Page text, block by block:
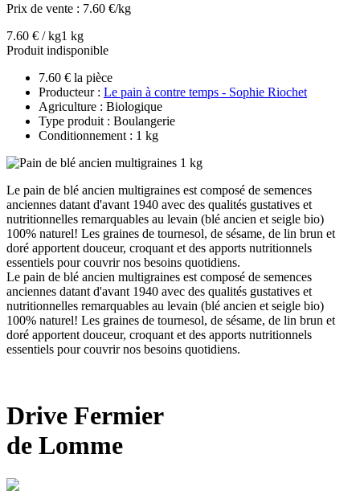
Prix de vente : 7.60 €/kg
7.60 € / kg1 kg
Produit indisponible
7.60 € la pièce
Producteur : Le pain à contre temps - Sophie Riochet
Agriculture : Biologique
Type produit : Boulangerie
Conditionnement : 1 kg
Le pain de blé ancien multigraines est composé de semences
anciennes datant d'avant 1940 avec des qualités gustatives et
nutritionnelles remarquables au levain (blé ancien et seigle bio)
100% naturel! Les graines de tournesol, de sésame, de lin brun et
doré apportent douceur, croquant et des apports nutritionnels
essentiels pour couvrir nos besoins quotidiens.
Le pain de blé ancien multigraines est composé de semences
anciennes datant d'avant 1940 avec des qualités gustatives et
nutritionnelles remarquables au levain (blé ancien et seigle bio)
100% naturel! Les graines de tournesol, de sésame, de lin brun et
doré apportent douceur, croquant et des apports nutritionnels
essentiels pour couvrir nos besoins quotidiens.
Drive Fermier
de Lomme